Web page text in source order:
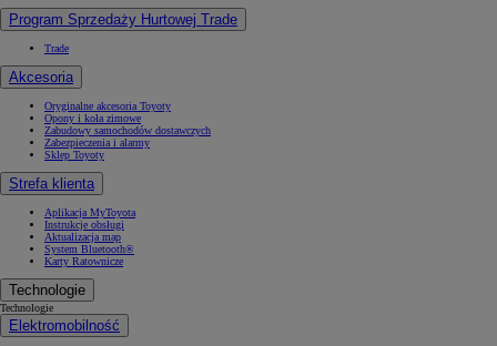
Program Sprzedaży Hurtowej Trade
Trade
Akcesoria
Oryginalne akcesoria Toyoty
Opony i koła zimowe
Zabudowy samochodów dostawczych
Zabezpieczenia i alarmy
Sklep Toyoty
Strefa klienta
Aplikacja MyToyota
Instrukcje obsługi
Aktualizacja map
System Bluetooth®
Karty Ratownicze
Technologie
Technologie
Elektromobilność